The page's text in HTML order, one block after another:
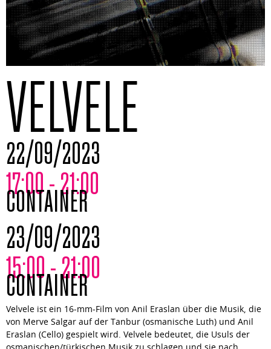
VELVELE
22/09/2023
17:00 - 21:00
CONTAINER
23/09/2023
15:00 - 21:00
CONTAINER
Velvele ist ein 16-mm-Film von Anil Eraslan über die Musik, die
von Merve Salgar auf der Tanbur (osmanische Luth) und Anil
Eraslan (Cello) gespielt wird. Velvele bedeutet, die Usuls der